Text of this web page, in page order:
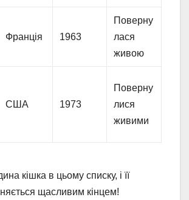
Франція 1963
Поверну
лася
живою
США 1973
Поверну
лися
живими
кішка в цьому списку, і її
щасливим кінцем!